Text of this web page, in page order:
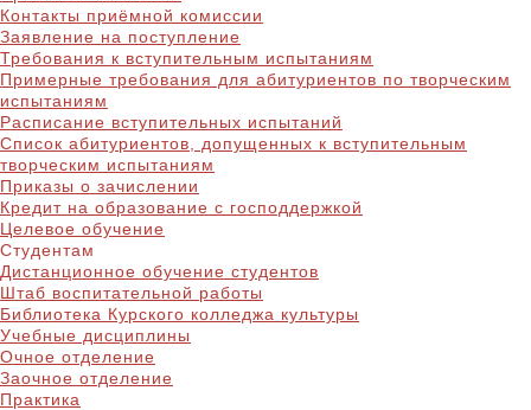
Контакты приёмной комиссии
Заявление на поступление
Требования к вступительным испытаниям
Примерные требования для абитуриентов по творческим
испытаниям
Расписание вступительных испытаний
Список абитуриентов, допущенных к вступительным
творческим испытаниям
Приказы о зачислении
Кредит на образование с господдержкой
Целевое обучение
Студентам
Дистанционное обучение студентов
Штаб воспитательной работы
Библиотека Курского колледжа культуры
Учебные дисциплины
Очное отделение
Заочное отделение
Практика